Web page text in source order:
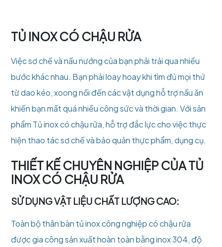
TỦ INOX CÓ CHẬU RỬA
Việc sơ chế và nấu nướng của bạn phải trải qua nhiều
bước khác nhau. Bạn phải loay hoay khi tìm đủ mọi thứ
từ dao kéo, xoong nồi đến các vật dụng hỗ trợ nấu ăn
khiến bạn mất quá nhiều công sức và thời gian. Với sản
phẩm Tủ inox có chậu rửa, hỗ trợ đắc lực cho việc thực
hiện thao tác sơ chế và bảo quản thực phẩm, dụng cụ.
THIẾT KẾ CHUYÊN NGHIỆP CỦA TỦ
INOX CÓ CHẬU RỬA
SỬ DỤNG VẬT LIỆU CHẤT LƯỢNG CAO:
Toàn bộ thân bàn tủ inox công nghiệp có chậu rửa
được gia công sản xuất hoàn toàn bằng inox 304, độ